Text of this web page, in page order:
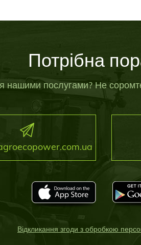
Потрібна
нашими послугами? Не
Відкликання згоди з обробкою